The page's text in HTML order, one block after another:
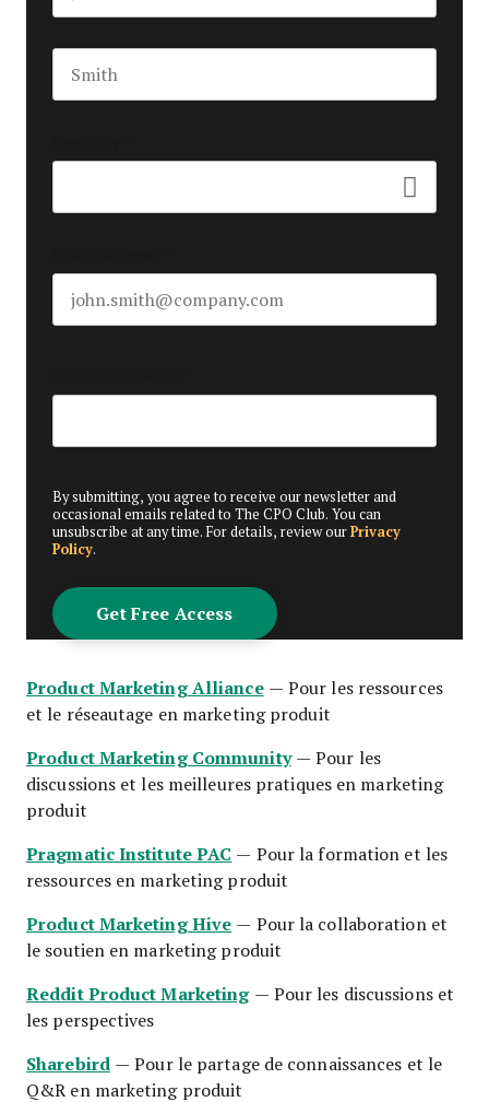
By submitting, you agree to receive our newsletter and
occasional emails related to The CPO Club. You can
unsubscribe at any time. For details, review ourPrivacy
Policy.
Product Marketing Alliance— Pour les ressources
et le réseautage en marketing produit
Product Marketing Community— Pour les
discussions et les meilleures pratiques en marketing
produit
Pragmatic Institute PAC — Pour la formation et les
ressources en marketing produit
Product Marketing Hive — Pour la collaboration et
le soutien en marketing produit
Reddit Product Marketing— Pour les discussions et
les perspectives
Sharebird — Pour le partage de connaissances et le
Q&R en marketing produit